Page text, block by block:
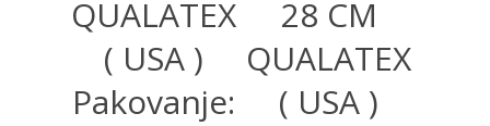
QUALATEX
( USA )
Pakovanje:
28 CM
QUALATEX
( USA )